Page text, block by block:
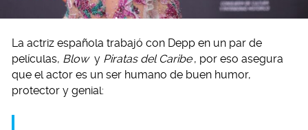
La actriz española trabajó con Depp en un par de
películas, Blow y Piratas del Caribe , por eso asegura
que el actor es un ser humano de buen humor,
protector y genial: